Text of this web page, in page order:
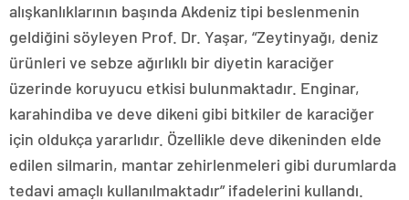
alışkanlıklarının başında Akdeniz tipi beslenmenin
geldiğini söyleyen Prof. Dr. Yaşar, “Zeytinyağı, deniz
ürünleri ve sebze ağırlıklı bir diyetin karaciğer
üzerinde koruyucu etkisi bulunmaktadır. Enginar,
karahindiba ve deve dikeni gibi bitkiler de karaciğer
için oldukça yararlıdır. Özellikle deve dikeninden elde
edilen silmarin, mantar zehirlenmeleri gibi durumlarda
tedavi amaçlı kullanılmaktadır” ifadelerini kullandı.